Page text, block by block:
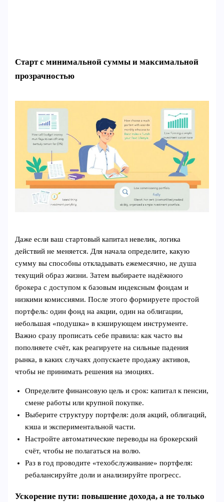
Старт с минимальной суммы и максимальной
прозрачностью
Даже если ваш стартовый капитал невелик, логика
действий не меняется. Для начала определите, какую
сумму вы способны откладывать ежемесячно, не душа
текущий образ жизни. Затем выбираете надёжного
брокера с доступом к базовым индексным фондам и
низкими комиссиями. После этого формируете простой
портфель: один фонд на акции, один на облигации,
небольшая «подушка» в кэширующем инструменте.
Важно сразу прописать себе правила: как часто вы
пополняете счёт, как реагируете на сильные падения
рынка, в каких случаях допускаете продажу активов,
чтобы не принимать решения на эмоциях.
Определите финансовую цель и срок: капитал к пенсии,
смене работы или крупной покупке.
Выберите структуру портфеля: доля акций, облигаций,
кэша и экспериментальной части.
Настройте автоматические переводы на брокерский
счёт, чтобы не полагаться на волю.
Раз в год проводите «техобслуживание» портфеля:
ребалансируйте доли и анализируйте прогресс.
Ускорение пути: повышение дохода, а не только